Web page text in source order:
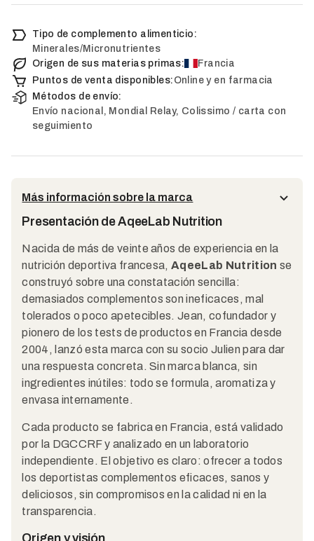
Tipo de complemento alimenticio:
Minerales/Micronutrientes
Origen de sus materias primas:
Francia
Puntos de venta disponibles: Online y en farmacia
Métodos de envío:
Envío nacional, Mondial Relay, Colissimo / carta con
seguimiento
Más información sobre la marca
Presentación de AqeeLab Nutrition
Nacida de más de veinte años de experiencia en la
nutrición deportiva francesa,AqeeLab Nutrition se
construyó sobre una constatación sencilla:
demasiados complementos son ineficaces, mal
tolerados o poco apetecibles. Jean, cofundador y
pionero de los tests de productos en Francia desde
2004, lanzó esta marca con su socio Julien para dar
una respuesta concreta. Sin marca blanca, sin
ingredientes inútiles: todo se formula, aromatiza y
envasa internamente.
Cada producto se fabrica en Francia, está validado
por la DGCCRF y analizado en un laboratorio
independiente. El objetivo es claro: ofrecer a todos
los deportistas complementos eficaces, sanos y
deliciosos, sin compromisos en la calidad ni en la
transparencia.